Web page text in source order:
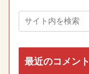
最近のコメント